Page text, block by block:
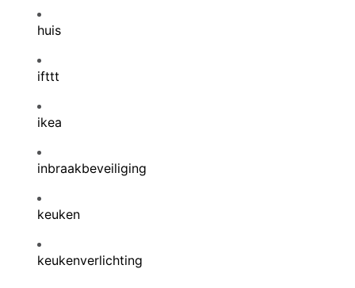
huis
ifttt
ikea
inbraakbeveiliging
keuken
keukenverlichting